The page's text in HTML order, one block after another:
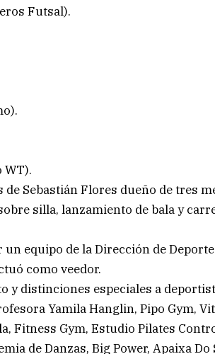
Futsal).
WT).
Sebastián Flores dueño de tres
silla, lanzamiento de bala y
equipo de la Dirección de
como veedor.
y distinciones especiales a
Yamila Hanglin, Pipo Gym,
Fitness Gym, Estudio Pilates
de Danzas, Big Power, Apaixa